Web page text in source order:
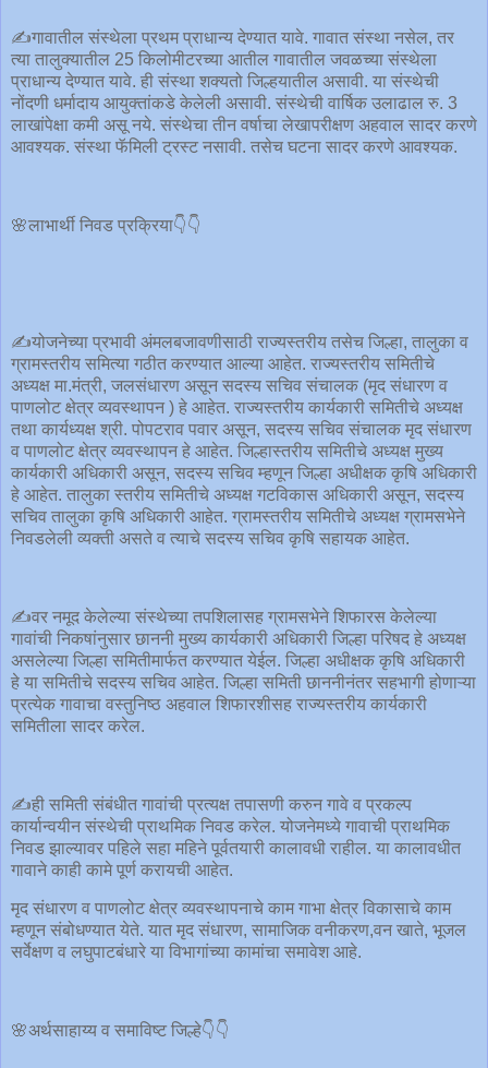
✍️गावातील संस्थेला प्रथम प्राधान्य देण्यात यावे. गावात संस्था नसेल, तर
त्या तालुक्यातील 25 किलोमीटरच्या आतील गावातील जवळच्या संस्थेला
प्राधान्य देण्यात यावे. ही संस्था शक्यतो जिल्हयातील असावी. या संस्थेची
नोंदणी धर्मादाय आयुक्तांकडे केलेली असावी. संस्थेची वार्षिक उलाढाल रु. 3
लाखांपेक्षा कमी असू नये. संस्थेचा तीन वर्षाचा लेखापरीक्षण अहवाल सादर करणे
आवश्यक. संस्था फॅमिली ट्रस्ट नसावी. तसेच घटना सादर करणे आवश्यक.
🌸लाभार्थी निवड प्रक्रिया👇👇
✍️योजनेच्या प्रभावी अंमलबजावणीसाठी राज्यस्तरीय तसेच जिल्हा, तालुका व
ग्रामस्तरीय समित्या गठीत करण्यात आल्या आहेत. राज्यस्तरीय समितीचे
अध्यक्ष मा.मंत्री, जलसंधारण असून सदस्य सचिव संचालक (मृद संधारण व
पाणलोट क्षेत्र व्यवस्थापन ) हे आहेत. राज्यस्तरीय कार्यकारी समितीचे अध्यक्ष
तथा कार्यध्यक्ष श्री. पोपटराव पवार असून, सदस्य सचिव संचालक मृद संधारण
व पाणलोट क्षेत्र व्यवस्थापन हे आहेत. जिल्हास्तरीय समितीचे अध्यक्ष मुख्य
कार्यकारी अधिकारी असून, सदस्य सचिव म्हणून जिल्हा अधीक्षक कृषि अधिकारी
हे आहेत. तालुका स्तरीय समितीचे अध्यक्ष गटविकास अधिकारी असून, सदस्य
सचिव तालुका कृषि अधिकारी आहेत. ग्रामस्तरीय समितीचे अध्यक्ष ग्रामसभेने
निवडलेली व्यक्ती असते व त्याचे सदस्य सचिव कृषि सहायक आहेत.
✍️वर नमूद केलेल्या संस्थेच्या तपशिलासह ग्रामसभेने शिफारस केलेल्या
गावांची निकषांनुसार छाननी मुख्य कार्यकारी अधिकारी जिल्हा परिषद हे अध्यक्ष
असलेल्या जिल्हा समितीमार्फत करण्यात येईल. जिल्हा अधीक्षक कृषि अधिकारी
हे या समितीचे सदस्य सचिव आहेत. जिल्हा समिती छाननीनंतर सहभागी होणाऱ्या
प्रत्येक गावाचा वस्तुनिष्ठ अहवाल शिफारशीसह राज्यस्तरीय कार्यकारी
समितीला सादर करेल.
✍️ही समिती संबंधीत गावांची प्रत्यक्ष तपासणी करुन गावे व प्रकल्प
कार्यान्वयीन संस्थेची प्राथमिक निवड करेल. योजनेमध्ये गावाची प्राथमिक
निवड झाल्यावर पहिले सहा महिने पूर्वतयारी कालावधी राहील. या कालावधीत
गावाने काही कामे पूर्ण करायची आहेत.
मृद संधारण व पाणलोट क्षेत्र व्यवस्थापनाचे काम गाभा क्षेत्र विकासाचे काम
म्हणून संबोधण्यात येते. यात मृद संधारण, सामाजिक वनीकरण,वन खाते, भूजल
सर्वेक्षण व लघुपाटबंधारे या विभागांच्या कामांचा समावेश आहे.
🌸अर्थसाहाय्य व समाविष्ट जिल्हे👇👇